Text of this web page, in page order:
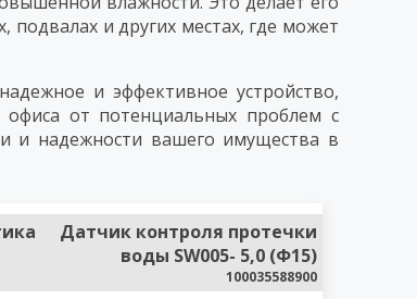
и других местах, где может
и эффективное устройство,
от потенциальных проблем с
и надежности вашего имущества в
Датчик контроля протечки
воды SW005- 5,0 (Ф15)
100035588900